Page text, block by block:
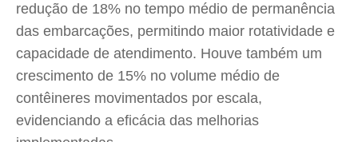
redução de 18% no tempo médio de permanência
das embarcações, permitindo maior rotatividade e
capacidade de atendimento. Houve também um
crescimento de 15% no volume médio de
contêineres movimentados por escala,
evidenciando a eficácia das melhorias